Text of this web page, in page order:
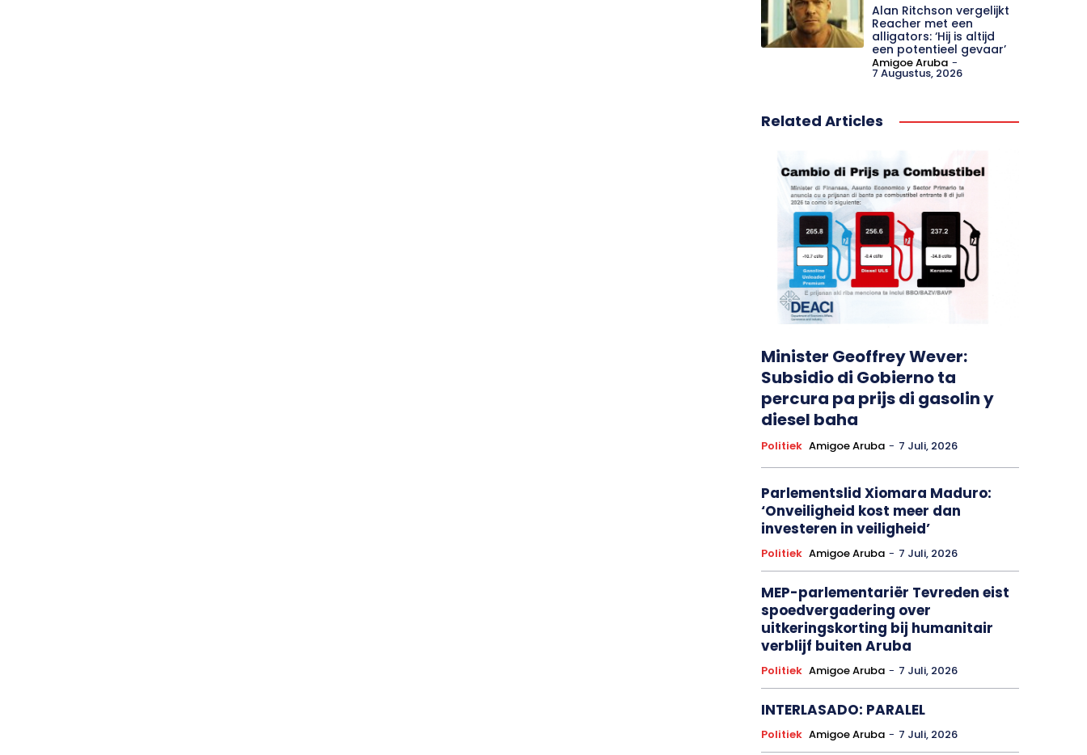
Alan Ritchson vergelijkt
Reacher met een
alligators: ‘Hij is altijd
een potentieel gevaar’
Amigoe Aruba -
7 Augustus, 2026
Related Articles
Minister Geoffrey Wever:
Subsidio di Gobierno ta
percura pa prijs di gasolin y
diesel baha
Politiek Amigoe Aruba - 7 Juli, 2026
Parlementslid Xiomara Maduro:
‘Onveiligheid kost meer dan
investeren in veiligheid’
Politiek Amigoe Aruba - 7 Juli, 2026
MEP-parlementariër Tevreden eist
spoedvergadering over
uitkeringskorting bij humanitair
verblijf buiten Aruba
Politiek Amigoe Aruba - 7 Juli, 2026
INTERLASADO: PARALEL
Politiek Amigoe Aruba - 7 Juli, 2026